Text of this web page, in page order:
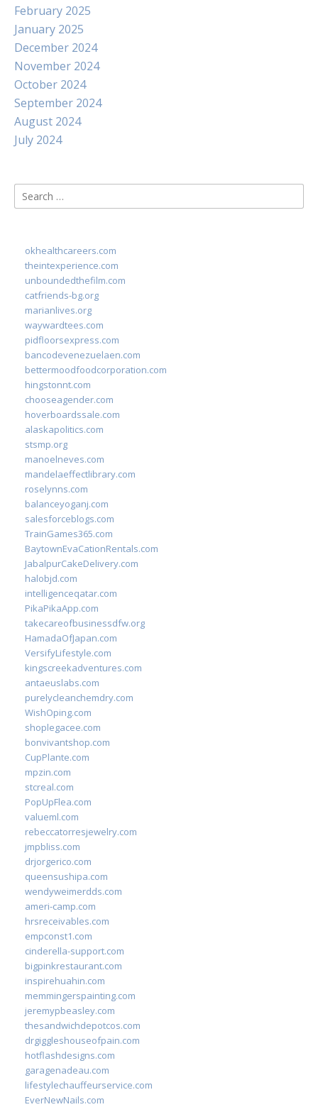
February 2025
January 2025
December 2024
November 2024
October 2024
September 2024
August 2024
July 2024
Search
for:
okhealthcareers.com
theintexperience.com
unboundedthefilm.com
catfriends-bg.org
marianlives.org
waywardtees.com
pidfloorsexpress.com
bancodevenezuelaen.com
bettermoodfoodcorporation.com
hingstonnt.com
chooseagender.com
hoverboardssale.com
alaskapolitics.com
stsmp.org
manoelneves.com
mandelaeffectlibrary.com
roselynns.com
balanceyoganj.com
salesforceblogs.com
TrainGames365.com
BaytownEvaCationRentals.com
JabalpurCakeDelivery.com
halobjd.com
intelligenceqatar.com
PikaPikaApp.com
takecareofbusinessdfw.org
HamadaOfJapan.com
VersifyLifestyle.com
kingscreekadventures.com
antaeuslabs.com
purelycleanchemdry.com
WishOping.com
shoplegacee.com
bonvivantshop.com
CupPlante.com
mpzin.com
stcreal.com
PopUpFlea.com
valueml.com
rebeccatorresjewelry.com
jmpbliss.com
drjorgerico.com
queensushipa.com
wendyweimerdds.com
ameri-camp.com
hrsreceivables.com
empconst1.com
cinderella-support.com
bigpinkrestaurant.com
inspirehuahin.com
memmingerspainting.com
jeremypbeasley.com
thesandwichdepotcos.com
drgiggleshouseofpain.com
hotflashdesigns.com
garagenadeau.com
lifestylechauffeurservice.com
EverNewNails.com